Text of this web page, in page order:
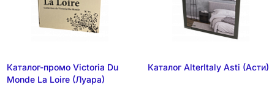
Каталог-промо Victoria Du
Monde La Loire (Луара)
Каталог AlterItaly Asti (Асти)